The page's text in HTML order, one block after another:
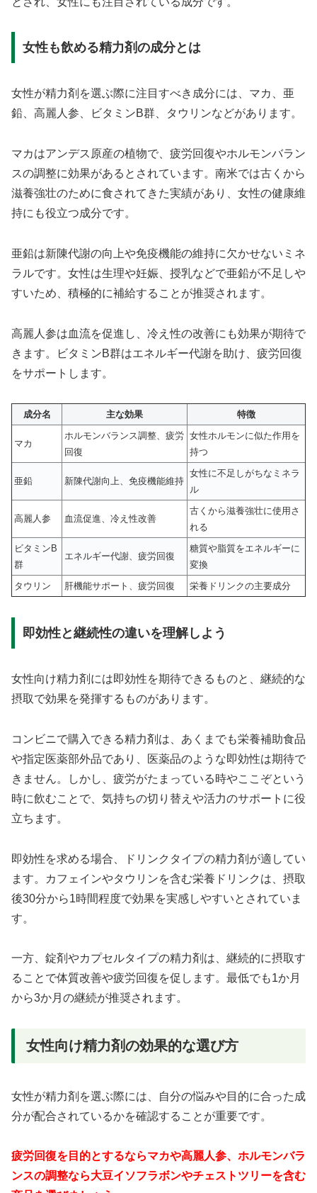
女性も飲める精力剤の成分とは
女性が精力剤を選ぶ際に注目すべき成分には、マカ、亜
鉛、高麗人参、ビタミンB群、タウリンなどがあります。
マカはアンデス原産の植物で、疲労回復やホルモンバラン
スの調整に効果があるとされています。南米では古くから
滋養強壮のために食されてきた実績があり、女性の健康維
持にも役立つ成分です。
亜鉛は新陳代謝の向上や免疫機能の維持に欠かせないミネ
ラルです。女性は生理や妊娠、授乳などで亜鉛が不足しや
すいため、積極的に補給することが推奨されます。
高麗人参は血流を促進し、冷え性の改善にも効果が期待で
きます。ビタミンB群はエネルギー代謝を助け、疲労回復
をサポートします。
成分名 主な効果 特徴
マカ
ホルモンバランス調整、疲労
回復
女性ホルモンに似た作用を
持つ
亜鉛 新陳代謝向上、免疫機能維持
女性に不足しがちなミネラ
ル
高麗人参 血流促進、冷え性改善
古くから滋養強壮に使用さ
れる
ビタミンB
群
エネルギー代謝、疲労回復
糖質や脂質をエネルギーに
変換
タウリン
肝機能サポート、疲労回復 栄養ドリンクの主要成分
即効性と継続性の違いを理解しよう
女性向け精力剤には即効性を期待できるものと、継続的な
摂取で効果を発揮するものがあります。
コンビニで購入できる精力剤は、あくまでも栄養補助食品
や指定医薬部外品であり、医薬品のような即効性は期待で
きません。しかし、疲労がたまっている時やここぞという
時に飲むことで、気持ちの切り替えや活力のサポートに役
立ちます。
即効性を求める場合、ドリンクタイプの精力剤が適してい
ます。カフェインやタウリンを含む栄養ドリンクは、摂取
後30分から1時間程度で効果を実感しやすいとされていま
す。
一方、錠剤やカプセルタイプの精力剤は、継続的に摂取す
ることで体質改善や疲労回復を促します。最低でも1か月
から3か月の継続が推奨されます。
女性向け精力剤の効果的な選び方
女性が精力剤を選ぶ際には、自分の悩みや目的に合った成
分が配合されているかを確認することが重要です。
疲労回復を目的とするならマカや高麗人参、ホルモンバラ
ンスの調整なら大豆イソフラボンやチェストツリーを含む